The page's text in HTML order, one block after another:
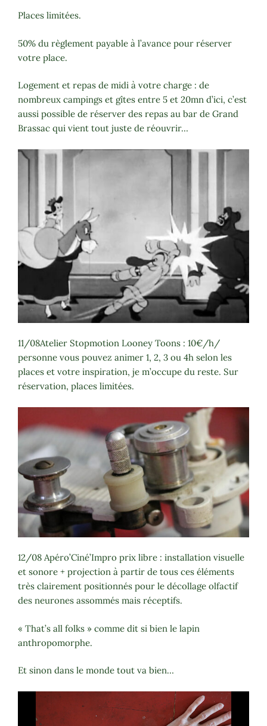
Places limitées.
50% du règlement payable à l’avance pour réserver
votre place.
Logement et repas de midi à votre charge : de
nombreux campings et gîtes entre 5 et 20mn d’ici, c’est
aussi possible de réserver des repas au bar de Grand
Brassac qui vient tout juste de réouvrir…
11/08Atelier Stopmotion Looney Toons : 10€/h/
personne vous pouvez animer 1, 2, 3 ou 4h selon les
places et votre inspiration, je m’occupe du reste. Sur
réservation, places limitées.
12/08 Apéro’Ciné’Impro prix libre : installation visuelle
et sonore + projection à partir de tous ces éléments
très clairement positionnés pour le décollage olfactif
des neurones assommés mais réceptifs.
« That’s all folks » comme dit si bien le lapin
anthropomorphe.
Et sinon dans le monde tout va bien…